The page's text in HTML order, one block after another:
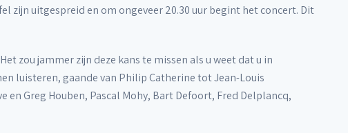
zijn uitgespreid en om ongeveer 20.30 uur begint het concert. Dit
zou jammer zijn deze kans te missen als u weet dat u in
luisteren, gaande van Philip Catherine tot Jean-Louis
en Greg Houben, Pascal Mohy, Bart Defoort, Fred Delplancq,